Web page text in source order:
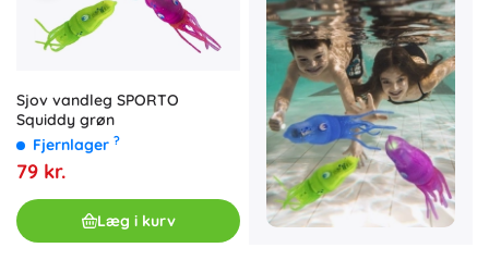
Sjov vandleg SPORTO
Squiddy grøn
Fjernlager ?
79 kr.
Læg i kurv